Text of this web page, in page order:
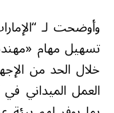
وأوضحت لـ
تسهيل مهام
خلال الحد من
العمل الميداني في